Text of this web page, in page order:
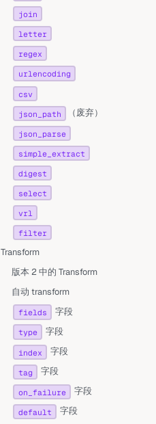
join
letter
regex
urlencoding
csv
json_path
（废弃）
json_parse
simple_extract
digest
select
vrl
filter
Transform
版本 2 中的 Transform
自动 transform
fields 字段
type 字段
index 字段
tag 字段
on_failure 字段
default
字段